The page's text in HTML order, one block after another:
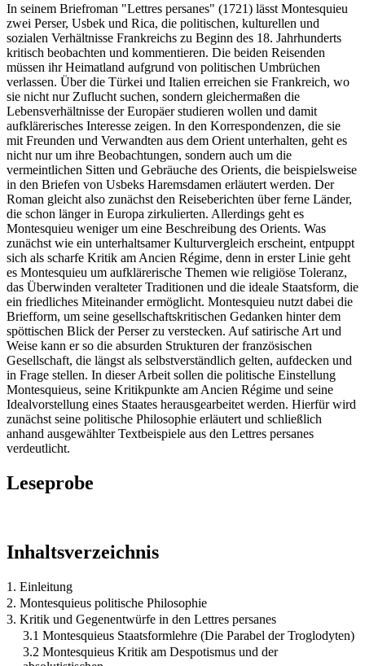
In seinem Briefroman "Lettres persanes" (1721) lässt Montesquieu
zwei Perser, Usbek und Rica, die politischen, kulturellen und
sozialen Verhältnisse Frankreichs zu Beginn des 18. Jahrhunderts
kritisch beobachten und kommentieren. Die beiden Reisenden
müssen ihr Heimatland aufgrund von politischen Umbrüchen
verlassen. Über die Türkei und Italien erreichen sie Frankreich, wo
sie nicht nur Zuflucht suchen, sondern gleichermaßen die
Lebensverhältnisse der Europäer studieren wollen und damit
aufklärerisches Interesse zeigen. In den Korrespondenzen, die sie
mit Freunden und Verwandten aus dem Orient unterhalten, geht es
nicht nur um ihre Beobachtungen, sondern auch um die
vermeintlichen Sitten und Gebräuche des Orients, die beispielsweise
in den Briefen von Usbeks Haremsdamen erläutert werden. Der
Roman gleicht also zunächst den Reiseberichten über ferne Länder,
die schon länger in Europa zirkulierten. Allerdings geht es
Montesquieu weniger um eine Beschreibung des Orients. Was
zunächst wie ein unterhaltsamer Kulturvergleich erscheint, entpuppt
sich als scharfe Kritik am Ancien Régime, denn in erster Linie geht
es Montesquieu um aufklärerische Themen wie religiöse Toleranz,
das Überwinden veralteter Traditionen und die ideale Staatsform, die
ein friedliches Miteinander ermöglicht. Montesquieu nutzt dabei die
Briefform, um seine gesellschaftskritischen Gedanken hinter dem
spöttischen Blick der Perser zu verstecken. Auf satirische Art und
Weise kann er so die absurden Strukturen der französischen
Gesellschaft, die längst als selbstverständlich gelten, aufdecken und
in Frage stellen. In dieser Arbeit sollen die politische Einstellung
Montesquieus, seine Kritikpunkte am Ancien Régime und seine
Idealvorstellung eines Staates herausgearbeitet werden. Hierfür wird
zunächst seine politische Philosophie erläutert und schließlich
anhand ausgewählter Textbeispiele aus den Lettres persanes
verdeutlicht.
Leseprobe
Inhaltsverzeichnis
1. Einleitung
2. Montesquieus politische Philosophie
3. Kritik und Gegenentwürfe in den Lettres persanes
3.1 Montesquieus Staatsformlehre (Die Parabel der Troglodyten)
3.2 Montesquieus Kritik am Despotismus und der